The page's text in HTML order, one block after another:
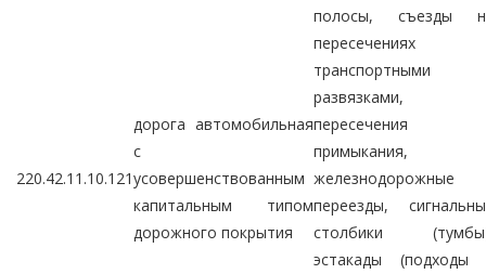
220.42.11.10.121
дорога автомобильная
с
усовершенствованным
капитальным типом
дорожного покрытия
полосы, съезды
пересечениях
транспортными
развязками,
пересечения
примыкания,
железнодорожные
переезды,
столбики
эстакады (подходы